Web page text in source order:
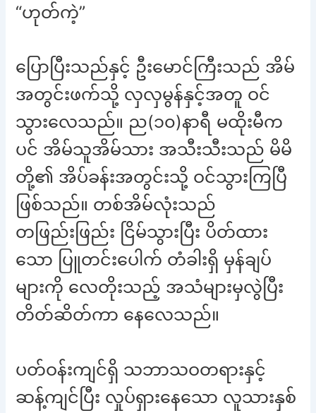
“ဟုတ်ကဲ့”
ပြောပြီးသည်နှင့် ဦးမောင်ကြီးသည် အိမ်
အတွင်းဖက်သို့ လှလှမွန်နှင့်အတူ ဝင်
သွားလေသည်။ ည(၁၀)နာရီ မထိုးမီက
ပင် အိမ်သူအိမ်သား အသီးသီးသည် မိမိ
တို့၏ အိပ်ခန်းအတွင်းသို့ ဝင်သွားကြပြီ
ဖြစ်သည်။ တစ်အိမ်လုံးသည်
တဖြည်းဖြည်း ငြိမ်သွားပြီး ပိတ်ထား
သော ပြူတင်းပေါက် တံခါးရှိ မှန်ချပ်
များကို လေတိုးသည့် အသံများမှလွဲပြီး
တိတ်ဆိတ်ကာ နေလေသည်။
ပတ်ဝန်းကျင်ရှိ သဘာသဝတရားနှင့်
ဆန့်ကျင်ပြီး လှုပ်ရှားနေသော လူသားနှစ်